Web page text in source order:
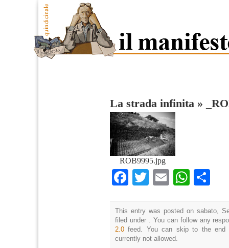
La strada infinita »
ROB9995.jpg
Facebook
TwitterEmail
This entry was posted on sabato,
filed under . You can follow any
2.0 feed. You can skip to the end
currently not allowed.